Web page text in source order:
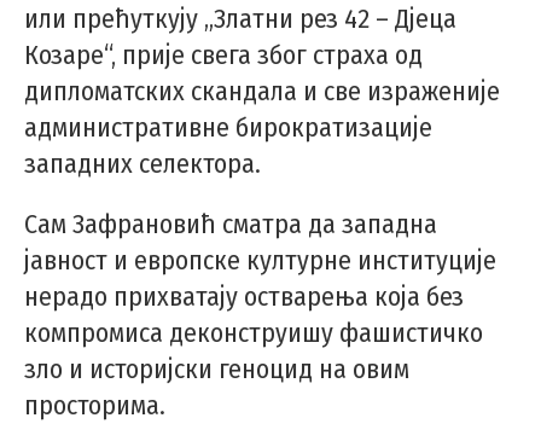
или прећуткују „Златни рез 42 – Дјеца
Козаре“, прије свега због страха од
дипломатских скандала и све израженије
административне бирократизације
западних селектора.
Сам Зафрановић сматра да западна
јавност и европске културне институције
нерадо прихватају остварења која без
компромиса деконструишу фашистичко
зло и историјски геноцид на овим
просторима.